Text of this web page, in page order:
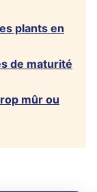
plants en
de maturité
mûr ou